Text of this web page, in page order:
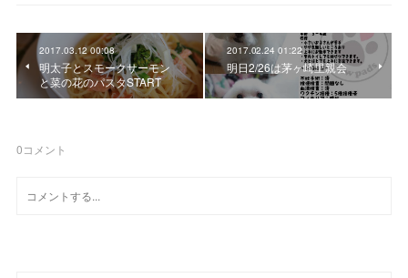
2017.03.12 00:08
明太子とスモークサーモン
と菜の花のパスタSTART
2017.02.24 01:22
明日2/26は茅ヶ崎里親会
0コメント